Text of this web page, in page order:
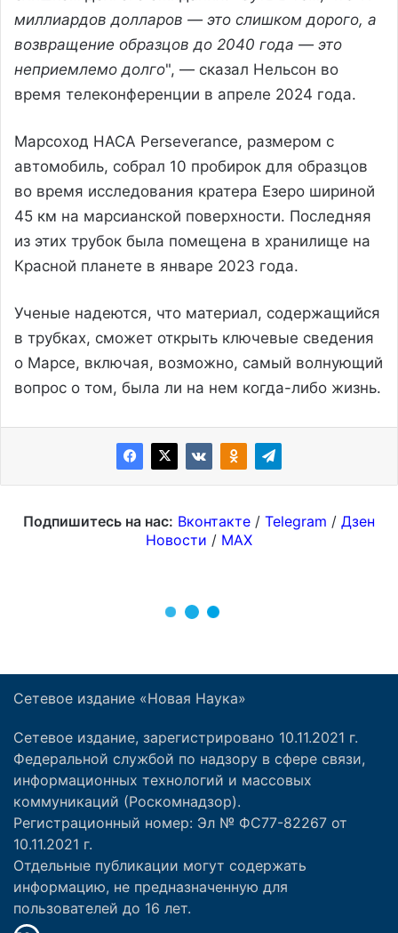
Сетевое издание «Новая Наука»
Сетевое издание, зарегистрировано 10.11.2021 г.
Федеральной службой по надзору в сфере связи,
информационных технологий и массовых
коммуникаций (Роскомнадзор).
Регистрационный номер: Эл № ФС77-82267 от
10.11.2021 г.
Отдельные публикации могут содержать
информацию, не предназначенную для
пользователей до 16 лет.